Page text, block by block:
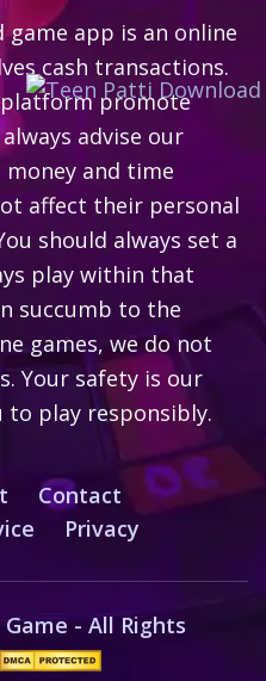
app is an online
cash transactions.
platform promote
advise our
and time
affect their personal
should always set a
play within that
succumb to the
games, we do not
Your safety is our
to play responsibly.
Contact
Privacy
- All Rights